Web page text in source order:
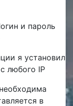
и пароль
я установил
любого IP
в